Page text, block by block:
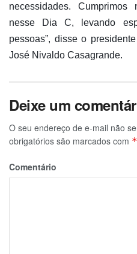
necessidades.
nesse Dia C, levando
pessoas”, disse o
José Nivaldo Casagrande.
Deixe um
O seu endereço de e-mail não
obrigatórios são marcados com *
Comentário